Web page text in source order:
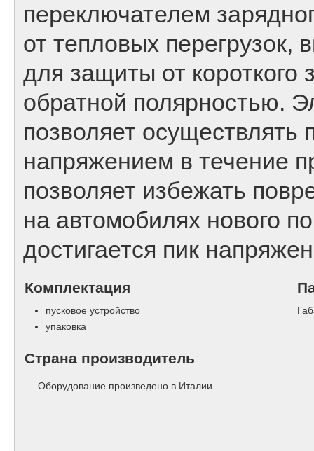
переключателем
от тепловых перегрузок,
для защиты от
обратной полярностью.
позволяет осуществлять
напряжением в течение
позволяет избежать
на автомобилях нового
достигается пик
Комплектация
пусковое устройство
упаковка
Страна производитель
Оборудование произведено в Италии.